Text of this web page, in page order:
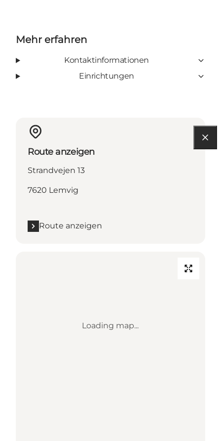
Mehr erfahren
Kontaktinformationen
Einrichtungen
Route anzeigen
Strandvejen 13
7620 Lemvig
Route anzeigen
Loading map...